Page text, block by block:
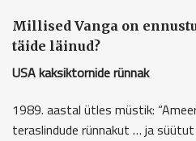
Millised Vanga on
täide läinud?
USA kaksiktornide rünnak
1989. aastal ütles müstik:
teraslindude rünnakut … ja süütut